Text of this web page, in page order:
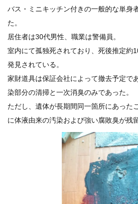
バス・ミニキッチン付きの一般的な単身
た。
居住者は30代男性、職業は警備員。
室内にて孤独死されており、死後推定約
発見されている。
家財道具は保証会社によって撤去予定で
染部分の清掃と一次消臭のみであった。
ただし、遺体が長期間同一箇所にあった
に体液由来の汚染および強い腐敗臭が残